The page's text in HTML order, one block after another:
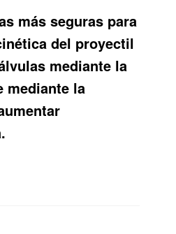
más seguras para
del proyectil
mediante la
mediante la